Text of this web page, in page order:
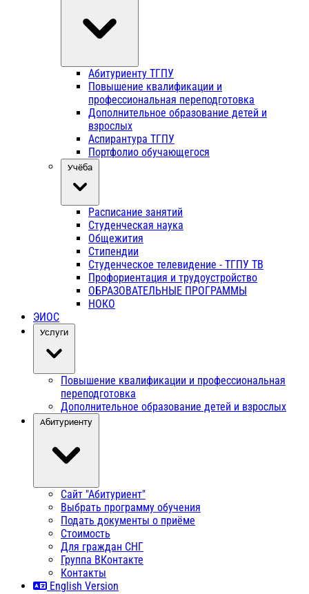
Абитуриенту ТГПУ
Повышение квалификации и
профессиональная переподготовка
Дополнительное образование детей и
взрослых
Аспирантура ТГПУ
Портфолио обучающегося
Учёба
Расписание занятий
Студенческая наука
Общежития
Стипендии
Студенческое телевидение - ТГПУ ТВ
Профориентация и трудоустройство
ОБРАЗОВАТЕЛЬНЫЕ ПРОГРАММЫ
НОКО
ЭИОС
Услуги
Повышение квалификации и профессиональная
переподготовка
Дополнительное образование детей и взрослых
Абитуриенту
Сайт "Абитуриент"
Выбрать программу обучения
Подать документы о приёме
Стоимость
Для граждан СНГ
Группа ВКонтакте
Контакты
English Version